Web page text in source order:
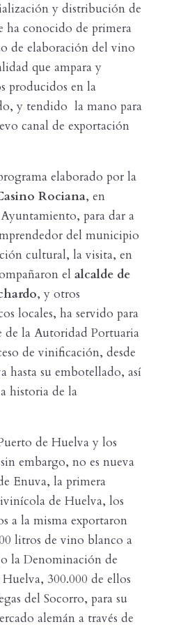
y distribución de
ha conocido de primera
de elaboración del vino
que ampara y
producidos en la
y tendido la mano para
canal de exportación
elaborado por la
Rociana, en
para dar a
del municipio
cultural, la visita, en
el alcalde de
, y otros
locales, ha servido para
de la Autoridad Portuaria
de vinificación, desde
hasta su embotellado, así
historia de la
de Huelva y los
embargo, no es nueva
Enuva, la primera
de Huelva, los
a la misma exportaron
litros de vino blanco a
la Denominación de
300.000 de ellos
del Socorro, para su
alemán a través de